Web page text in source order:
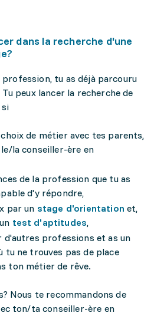
dans la recherche d'une
tu as déjà parcouru
peux lancer la recherche de
de métier avec tes parents,
la conseiller-ère en
de la profession que tu as
d'y répondre,
par un stage d'orientation et,
test d'aptitudes,
professions et as un
tu ne trouves pas de place
ton métier de rêve.
Nous te recommandons de
ton/ta conseiller-ère en